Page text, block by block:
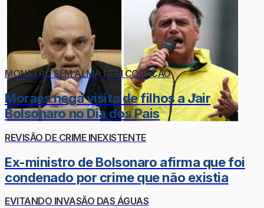
MONSTRO SEM ALMA NEM CORAÇÃO
Moraes nega visita de filhos a Jair
Bolsonaro no Dia dos Pais
REVISÃO DE CRIME INEXISTENTE
Ex-ministro de Bolsonaro afirma que foi
condenado por crime que não existia
EVITANDO INVASÃO DAS ÁGUAS